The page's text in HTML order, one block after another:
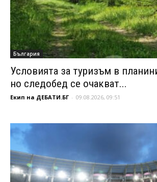
България
Условията за туризъм в
но следобед се очакват...
Екип на ДЕБАТИ.БГ - 09.08.2026, 09:51